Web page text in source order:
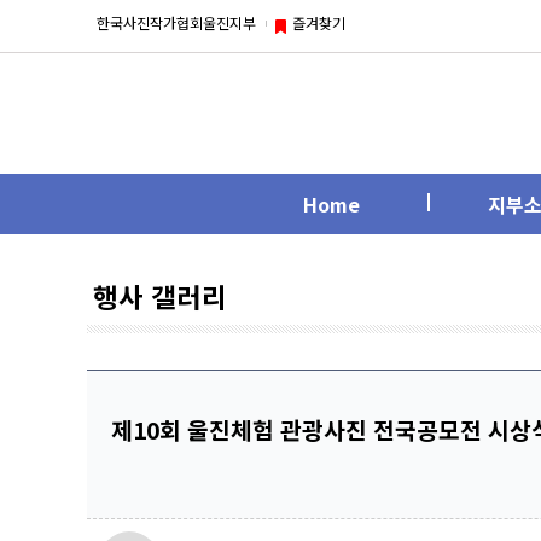
한국사진작가협회울진지부 즐겨찾기
Home 지부
행사 갤러리
제10회 울진체험 관광사진 전국공모전 시상